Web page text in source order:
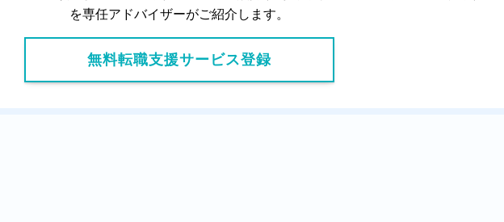
を専任アドバイザーがご紹介します。
無料転職支援サービス登録